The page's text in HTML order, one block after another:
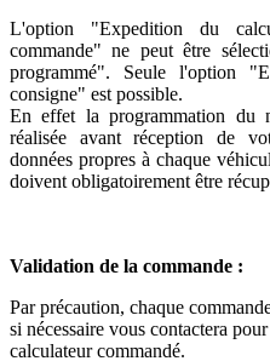
L'option "Expedition du
commande" ne peut être
programmé". Seule l'option
consigne" est possible.
En effet la programmation du
réalisée avant réception de
données propres à chaque
doivent obligatoirement être
Validation de la commande :
Par précaution, chaque
si nécessaire vous contactera
calculateur commandé.